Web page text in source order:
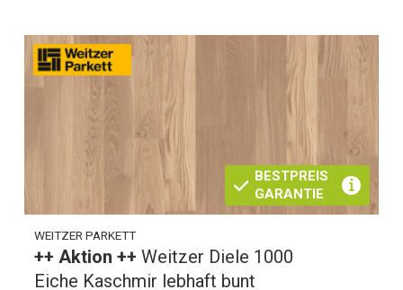
BESTPREIS
GARANTIE
WEITZER PARKETT
++ Aktion ++Weitzer Diele 1000
Eiche Kaschmir lebhaft bunt